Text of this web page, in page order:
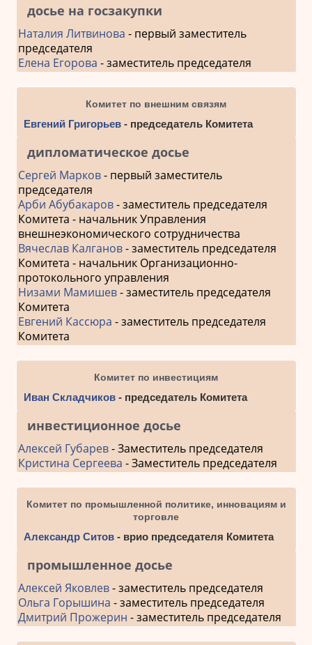
досье на госзакупки
Наталия Литвинова - первый заместитель
председателя
Елена Егорова - заместитель председателя
Комитет по внешним связям
Евгений Григорьев- председатель Комитета
дипломатическое досье
Сергей Марков- первый заместитель
председателя
Арби Абубакаров- заместитель председателя
Комитета - начальник Управления
внешнеэкономического сотрудничества
Вячеслав Калганов- заместитель председателя
Комитета - начальник Организационно-
протокольного управления
Низами Мамишев- заместитель председателя
Комитета
Евгений Кассюра - заместитель председателя
Комитета
Комитет по инвестициям
Иван Складчиков- председатель Комитета
инвестиционное досье
Алексей Губарев- Заместитель председателя
Кристина Сергеева - Заместитель председателя
Комитет по промышленной политике, инновациям и
торговле
Александр Ситов- врио председателя Комитета
промышленное досье
Алексей Яковлев- заместитель председателя
Ольга Горышина - заместитель председателя
Дмитрий Прожерин - заместитель председателя